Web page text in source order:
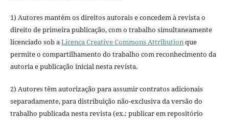
1) Autores mantém os direitos autorais e concedem à revista o
direito de primeira publicação, com o trabalho simultaneamente
licenciado sob aLicença Creative Commons Attributionque
permite o compartilhamento do trabalho com reconhecimento da
autoria e publicação inicial nesta revista.
2) Autores têm autorização para assumir contratos adicionais
separadamente, para distribuição não-exclusiva da versão do
trabalho publicada nesta revista (ex.: publicar em repositório